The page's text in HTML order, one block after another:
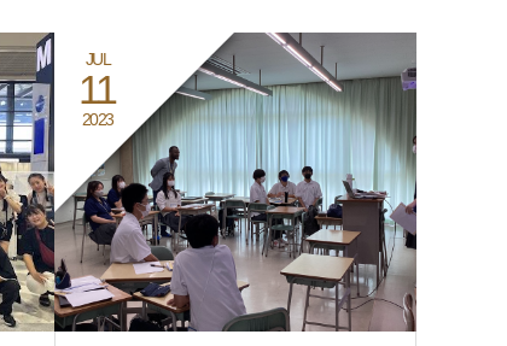
JUL
11
2023